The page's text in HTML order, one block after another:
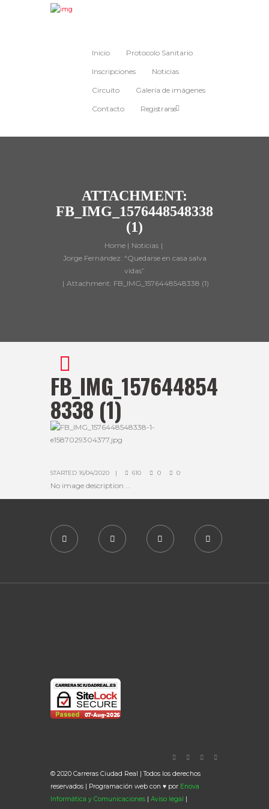
Inicio Protocolo Sanitario
Inscripciones Noticias
Circuito Galería de imágenes
Contacto Registrarse
ATTACHMENT:
FB_IMG_1576448548338
(1)
Home
Noticias
Jorge Fernández: “Quedarse en casa salva
vidas”
Attachment: FB_IMG_1576448548338 (1)
FB_IMG_157644854
8338 (1)
STARTED 16/04/2020 610 0 0
No image description ...
© 2020 Carreras Ciudad Real | Todos los derechos
reservados | Programación web con ♥ por Enova
Informática y Comunicaciones
Aviso legal